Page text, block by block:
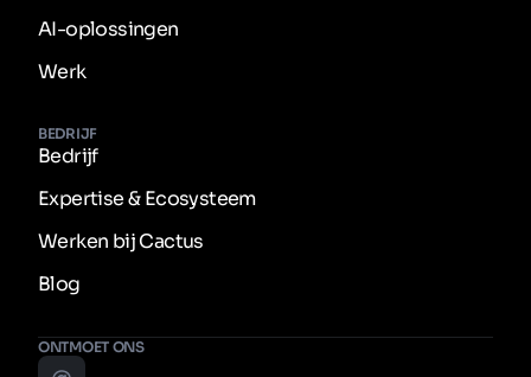
AI-oplossingen
Werk
BEDRIJF
Bedrijf
Expertise & Ecosysteem
Werken bij Cactus
Blog
ONTMOET ONS